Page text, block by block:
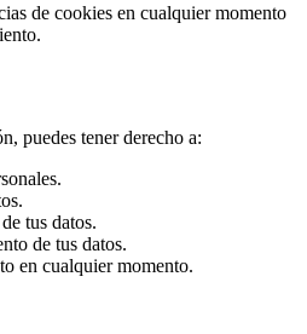
de cookies en cualquier momento
puedes tener derecho a:
tus datos.
de tus datos.
en cualquier momento.